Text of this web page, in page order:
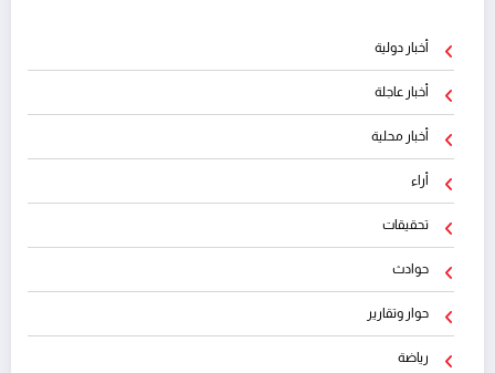
أخبار دولية
أخبار عاجلة
أخبار محلية
أراء
تحقيقات
حوادث
حوار وتقارير
رياضة